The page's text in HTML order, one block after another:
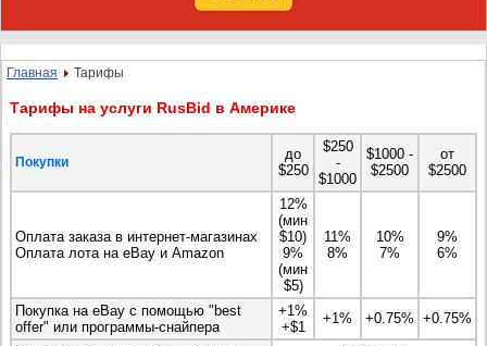
Главная Тарифы
Тарифы на услуги RusBid в Америке
Покупки
до
$250
$250
-
$1000
$1000 -
$2500
от
$2500
Оплата заказа в интернет-магазинах
Оплата лота на eBay и Amazon
12%
(мин
$10)
9%
(мин
$5)
11%
8%
10%
7%
9%
6%
Покупка на eBay с помощью "best
offer" или программы-снайпера
+1%
+$1
+1% +0.75% +0.75%